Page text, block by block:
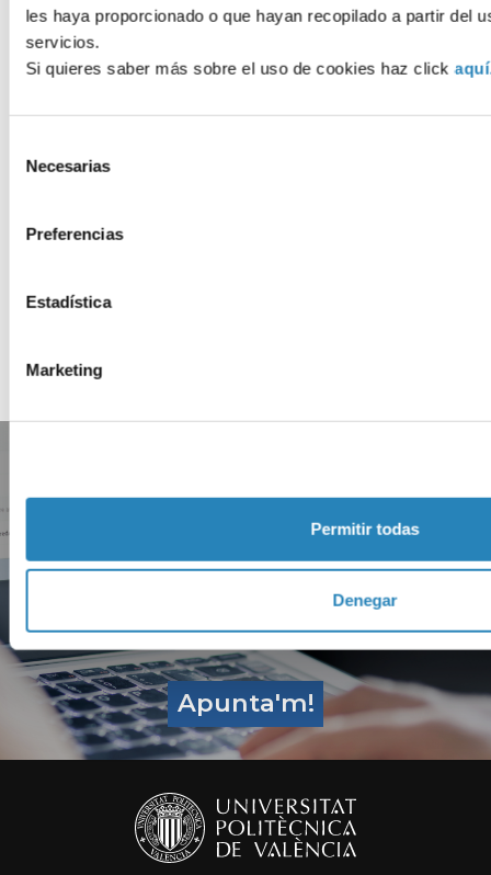
les haya proporcionado o que hayan recopilado a partir del
servicios.
Si quieres saber más sobre el uso de cookies haz click
Necesarias
Preferencias
Estadística
Marketing
Permitir todas
Denegar
Normalització Lingüística
activitats i serveis per al col·lectiu Alumni
No et perdis res!
Subscriu-te a
Apunta'm!